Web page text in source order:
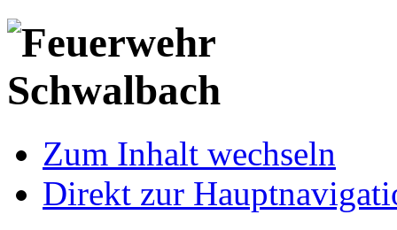
Zum Inhalt wechseln
Direkt zur